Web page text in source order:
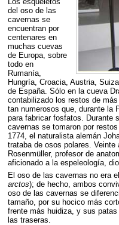
del oso de las
cavernas se
encuentran por
centenares en
muchas cuevas
de Europa, sobre
todo en
Rumanía,
Hungría, Croacia, Austria,
de España. Sólo en la cueva
contabilizado los restos de
tan numerosos que, durante la
para fabricar fosfatos. Durante
cavernas se tomaron por
1774, el naturalista alemán
trataba de osos polares.
Rosenmüller, profesor de
aficionado a la espeleología,
El oso de las cavernas no era
arctos); de hecho, ambos
oso de las cavernas se
tamaño, por su hocico más
frente más huidiza, y sus
las traseras.